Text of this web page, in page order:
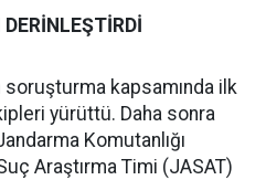
soruşturma kapsamında ilk
yürüttü. Daha sonra
Komutanlığı
Araştırma Timi (JASAT)